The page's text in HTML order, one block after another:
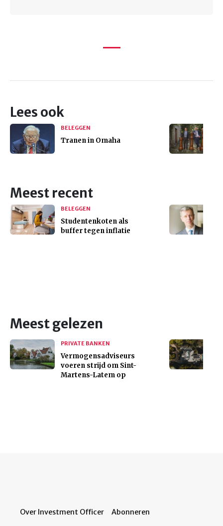
Lees ook
BELEGGEN
Tranen in Omaha
Meest recent
BELEGGEN
Studentenkoten als
buffer tegen inflatie
Meest gelezen
PRIVATE BANKEN
Vermogensadviseurs
voeren strijd om Sint-
Martens-Latem op
Over Investment Officer Abonneren